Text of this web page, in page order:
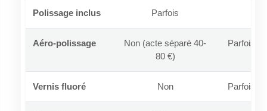
Polissage inclus Parfois
Aéro-polissage
Non (acte séparé 40-
80 €)
Parfois
Vernis fluoré Non Parfois